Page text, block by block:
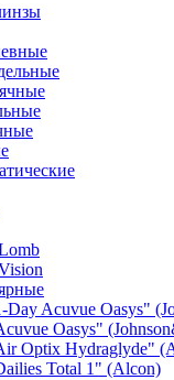
Acuvue Oasys"
Oasys"
Optix Hydraglyde"
Total 1" (Alcon)